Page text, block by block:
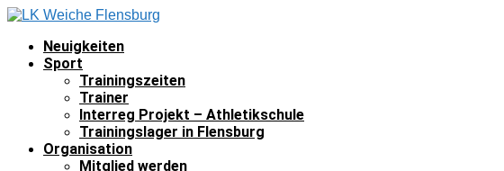
Neuigkeiten
Sport
Trainingszeiten
Trainer
Interreg Projekt – Athletikschule
Trainingslager in Flensburg
Organisation
Mitglied werden